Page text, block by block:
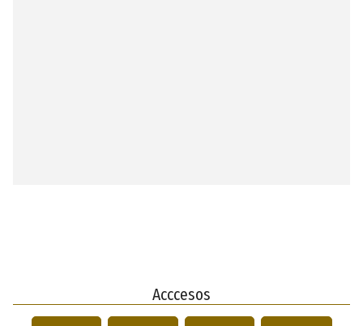
Acccesos